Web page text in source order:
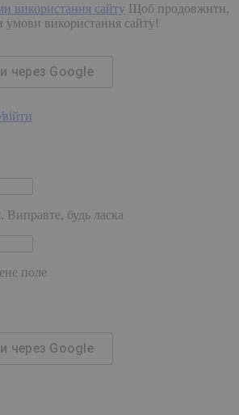
використання сайту Щоб продовжити,
використання сайту!
через Google
Виправте, будь ласка
поле
через Google